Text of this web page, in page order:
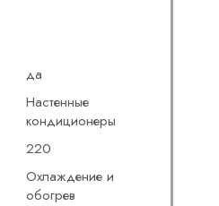
да
Настенные
кондиционеры
220
Охлаждение и
обогрев